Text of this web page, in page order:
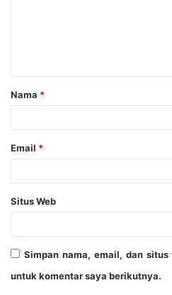
Nama *
Email *
Situs Web
Simpan nama, email, dan
untuk komentar saya berikutnya.